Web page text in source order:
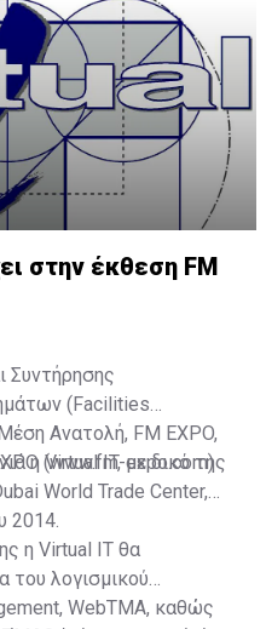
της φωτογραφικής
μέσω του
μεγαλύτερη
στην έκθεση FM
Συντήρησης
(Facilities
Ανατολή, FM EXPO,
η Virtual IT, με δικό της
(www.fm-expo.com)
World Trade Center,
2014.
η Virtual IT θα
του λογισμικού
WebTMA, καθώς